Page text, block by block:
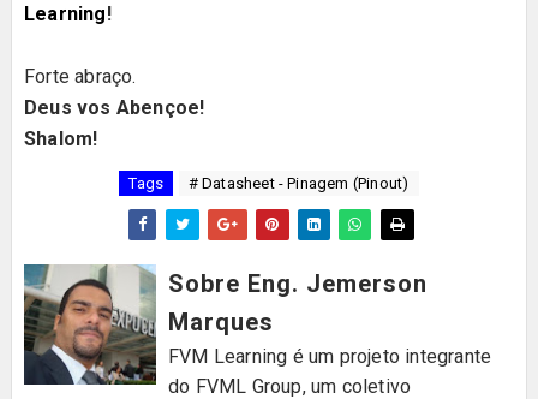
Learning!
Forte abraço.
Deus vos Abençoe!
Shalom!
Tags # Datasheet - Pinagem (Pinout)
Sobre Eng. Jemerson
Marques
FVM Learning é um projeto integrante
do FVML Group, um coletivo